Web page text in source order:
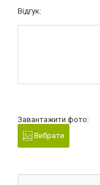
Відгук:
Завантажити фото:
Вибрати